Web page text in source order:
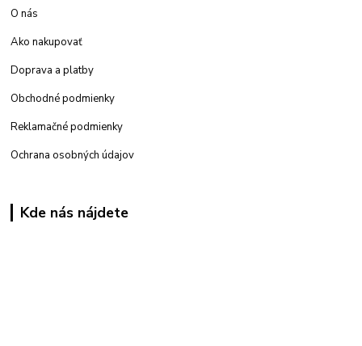
O nás
Ako nakupovať
Doprava a platby
Obchodné podmienky
Reklamačné podmienky
Ochrana osobných údajov
Kde nás nájdete